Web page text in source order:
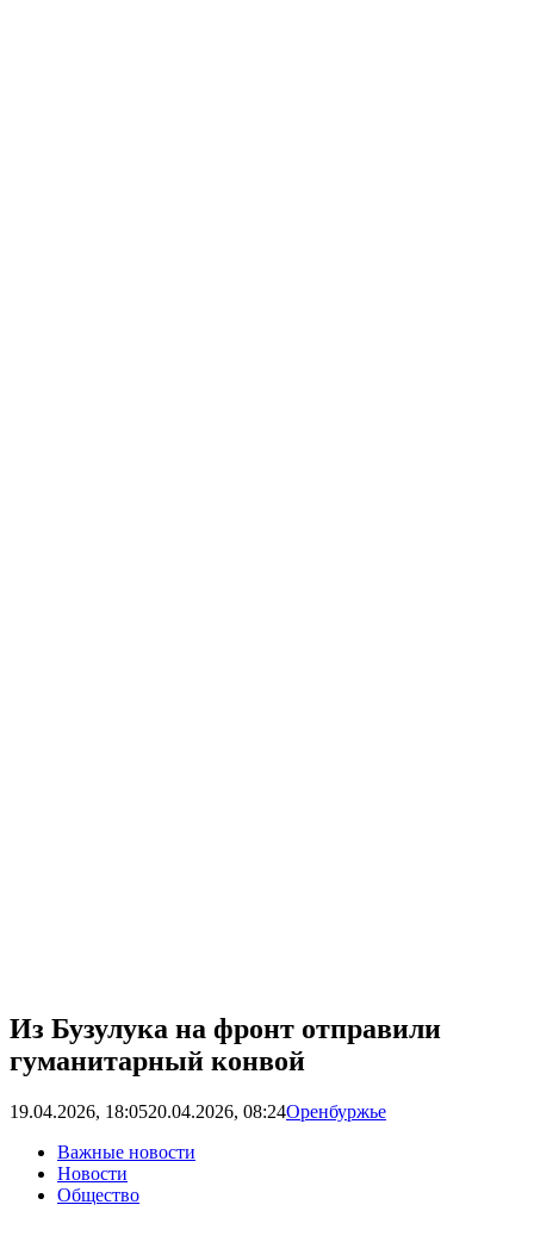
Из Бузулука на фронт отправили
гуманитарный конвой
19.04.2026, 18:0520.04.2026, 08:24Оренбуржье
Важные новости
Новости
Общество